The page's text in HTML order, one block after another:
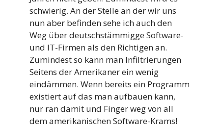
schwierig. An der Stelle an der wir uns
nun aber befinden sehe ich auch den
Weg über deutschstämmigge Software-
und IT-Firmen als den Richtigen an.
Zumindest so kann man Infiltrierungen
Seitens der Amerikaner ein wenig
eindämmen. Wenn bereits ein Programm
existiert auf das man aufbauen kann,
nur ran damit und Finger weg von all
dem amerikanischen Software-Krams!